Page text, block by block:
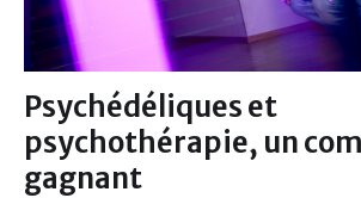
Psychédéliques et
psychothérapie, un
gagnant